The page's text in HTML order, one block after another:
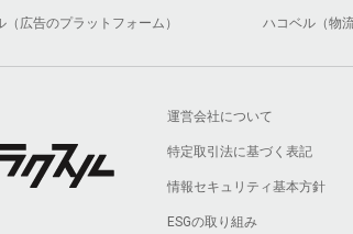
（広告のプラットフォーム） ハコベル（物
運営会社について
特定取引法に基づく表記
情報セキュリティ基本方針
ESGの取り組み